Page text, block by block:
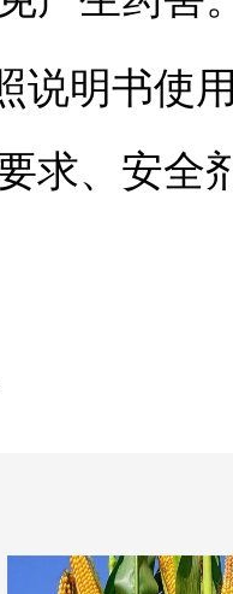
明书使用
求、安全